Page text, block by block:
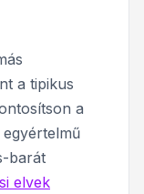
a tipikus
a
barát
elvek